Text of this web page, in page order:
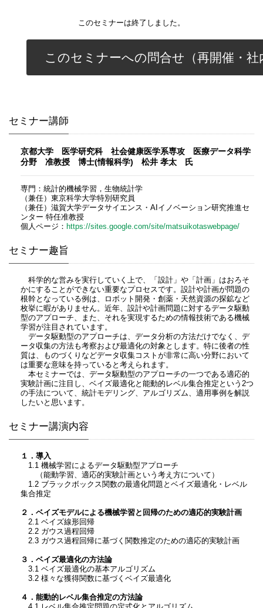
このセミナーは終了しました。
このセミナーへの問合せ（再開催・社
セミナー講師
京都大学 医学研究科 社会健康医学系専攻 医療データ科学
分野 准教授 博士(情報科学) 松井 孝太 氏
専門：統計的機械学習，生物統計学
（兼任）東京科学大学特別研究員
（兼任）滋賀大学データサイエンス・AIイノベーション研究推進セ
ンター 特任准教授
個人ページ： https://sites.google.com/site/matsuikotaswebpage/
セミナー趣旨
科学的な営みを実行していく上で、「設計」や「計画」はおろそ
かにすることができない重要なプロセスです。設計や計画が問題の
根幹となっている例は、ロボット開発・創薬・天然資源の探鉱など
枚挙に暇がありません。近年、設計や計画問題に対するデータ駆動
型のアプローチ、また、それを実現するための情報技術である機械
学習が注目されています。
データ駆動型のアプローチは、データ分析の方法だけでなく、デ
ータ収集の方法も考察および最適化の対象とします。特に後者の性
質は、ものづくりなどデータ収集コストが非常に高い分野において
は重要な意味を持っていると考えられます。
本セミナーでは、データ駆動型のアプローチの一つである適応的
実験計画に注目し、ベイズ最適化と能動的レベル集合推定という2つ
の手法について、統計モデリング、アルゴリズム、適用事例を解説
したいと思います。
セミナー講演内容
１．導入
1.1 機械学習によるデータ駆動型アプローチ
（能動学習、適応的実験計画という考え方について）
1.2 ブラックボックス関数の最適化問題とベイズ最適化・レベル
集合推定
２．ベイズモデルによる機械学習と回帰のための適応的実験計画
2.1 ベイズ線形回帰
2.2 ガウス過程回帰
2.3 ガウス過程回帰に基づく関数推定のための適応的実験計画
３．ベイズ最適化の方法論
3.1 ベイズ最適化の基本アルゴリズム
3.2 様々な獲得関数に基づくベイズ最適化
４．能動的レベル集合推定の方法論